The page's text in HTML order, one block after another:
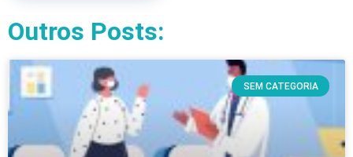
Outros Posts:
SEM CATEGORIA